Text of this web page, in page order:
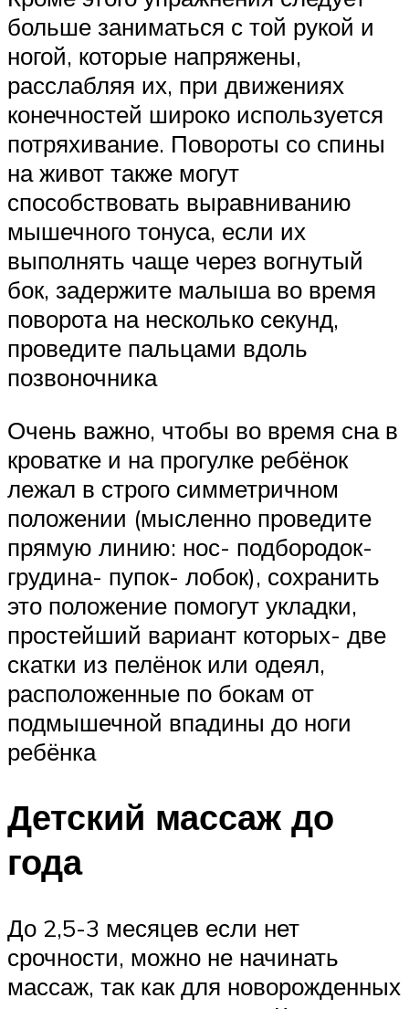
больше заниматься с той рукой и
ногой, которые напряжены,
расслабляя их, при движениях
конечностей широко используется
потряхивание. Повороты со спины
на живот также могут
способствовать выравниванию
мышечного тонуса, если их
выполнять чаще через вогнутый
бок, задержите малыша во время
поворота на несколько секунд,
проведите пальцами вдоль
позвоночника
Очень важно, чтобы во время сна в
кроватке и на прогулке ребёнок
лежал в строго симметричном
положении (мысленно проведите
прямую линию: нос- подбородок-
грудина- пупок- лобок), сохранить
это положение помогут укладки,
простейший вариант которых- две
скатки из пелёнок или одеял,
расположенные по бокам от
подмышечной впадины до ноги
ребёнка
Детский массаж до
года
До 2,5-3 месяцев если нет
срочности, можно не начинать
массаж, так как для новорожденных